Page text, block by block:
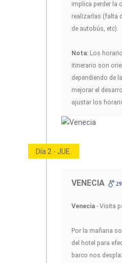
implica perder la
realizarlas (falta
de autobús, etc).
Nota: Los
itinerario son
dependiendo de
mejorar el
ajustar los
Día 2 - JUE.
VENECIA
Venecia - Visita
Por la mañana
del hotel para
barco nos